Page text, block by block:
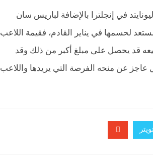
في إنجلترا بالإضافة لباريس سان
لحسمها في يناير القادم، فقيمة اللاعب
الريال بيعه قد يحصل على مبلغ أكبر من ذلك وقد
عاجز عن منحه الفرصة التي يريدها واللاعب